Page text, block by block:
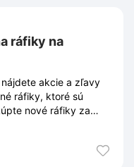
ráfiky na
akcie a zľavy
ráfiky, ktoré sú
nové ráfiky za
vzhľad svojho